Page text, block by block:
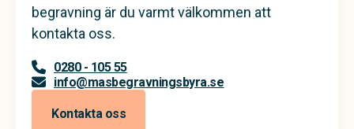
begravning är du varmt välkommen att
kontakta oss.
0280 - 105 55
info@masbegravningsbyra.se
Kontakta oss